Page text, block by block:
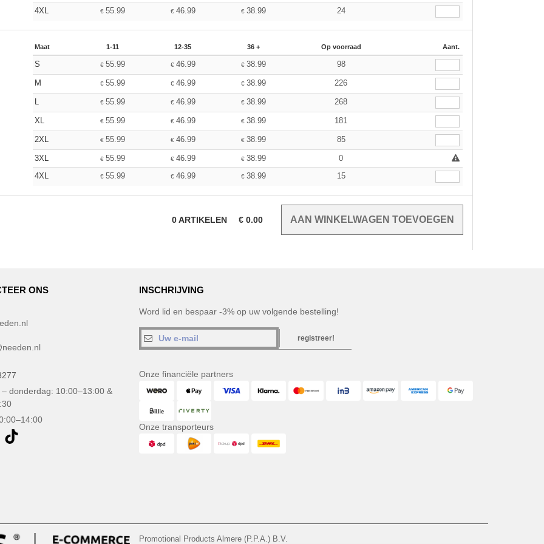
4XL €55.99 € 46.99 € 38.99 24
Maat 1-11 12-35 36 + Op voorraad Aant.
S €55.99 € 46.99 € 38.99 98
M €55.99 € 46.99 € 38.99 226
L €55.99 € 46.99 € 38.99 268
XL €55.99 € 46.99 € 38.99 181
2XL €55.99 € 46.99 € 38.99 85
3XL €55.99 € 46.99 € 38.99
0
4XL
€55.99 € 46.99 € 38.99 15
0ARTIKELEN € 0.00
ONS
donderdag: 10:00–13:00 &
INSCHRIJVING
Word lid en bespaar -3% op uw volgende bestelling!
registreer!
Onze financiële partners
Onze transporteurs
Promotional Products Almere (P.P.A.) B.V.